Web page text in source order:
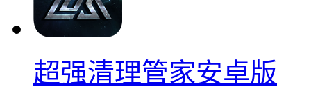
超强清理管家安卓版